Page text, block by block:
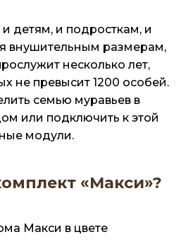
детям, и подросткам, и
внушительным размерам,
несколько лет,
не превысит 1200 особей.
семью муравьев в
или подключить к этой
модули.
«Макси»?
Макси в цвете